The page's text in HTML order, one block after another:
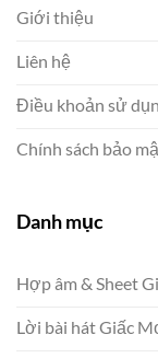
Giới thiệu
Liên hệ
Điều khoản sử
Chính sách bảo
Danh mục
Hợp âm & Sheet
Lời bài hát Giấc